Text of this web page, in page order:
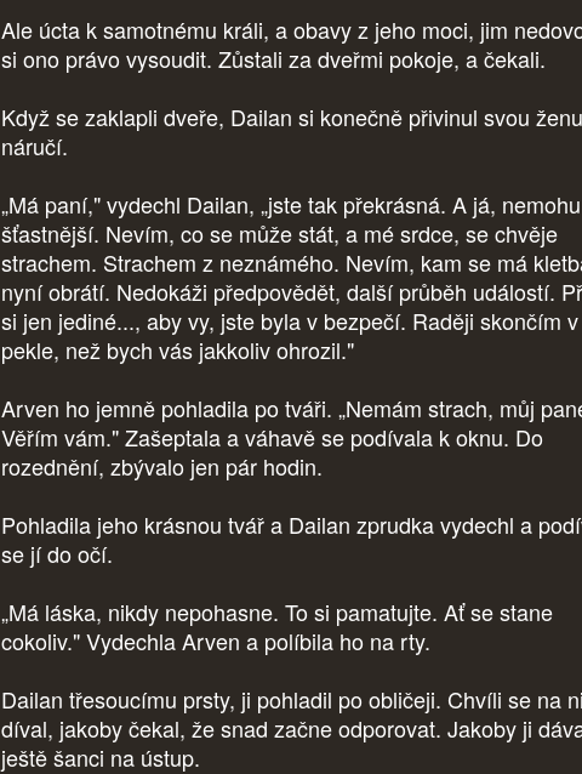
Ale úcta k samotnému králi, a obavy z jeho moci, jim
si ono právo vysoudit. Zůstali za dveřmi pokoje, a čekali.
Když se zaklapli dveře, Dailan si konečně přivinul svou
náručí.
„Má paní," vydechl Dailan, „jste tak překrásná. A já,
šťastnější. Nevím, co se může stát, a mé srdce, se chvěje
strachem. Strachem z neznámého. Nevím, kam se má
nyní obrátí. Nedokáži předpovědět, další průběh událostí.
si jen jediné..., aby vy, jste byla v bezpečí. Raději skončím v
pekle, než bych vás jakkoliv ohrozil."
Arven ho jemně pohladila po tváři. „Nemám strach, můj
Věřím vám." Zašeptala a váhavě se podívala k oknu. Do
rozednění, zbývalo jen pár hodin.
Pohladila jeho krásnou tvář a Dailan zprudka vydechl a
se jí do očí.
„Má láska, nikdy nepohasne. To si pamatujte. Ať se stane
cokoliv." Vydechla Arven a políbila ho na rty.
Dailan třesoucímu prsty, ji pohladil po obličeji. Chvíli se na ni
díval, jakoby čekal, že snad začne odporovat. Jakoby ji
ještě šanci na ústup.